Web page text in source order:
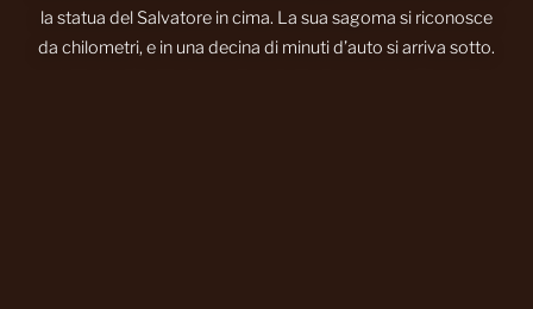
la statua del Salvatore in cima. La sua sagoma si riconosce
da chilometri, e in una decina di minuti d’auto si arriva sotto.